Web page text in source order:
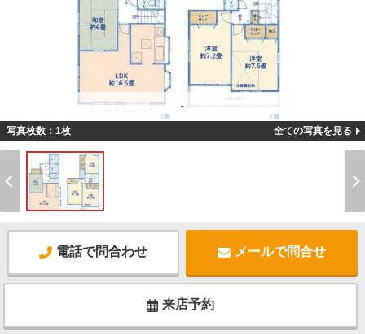
-
写真枚数：1枚 全ての写真を見る
電話で問合わせ メールで問合せ
来店予約